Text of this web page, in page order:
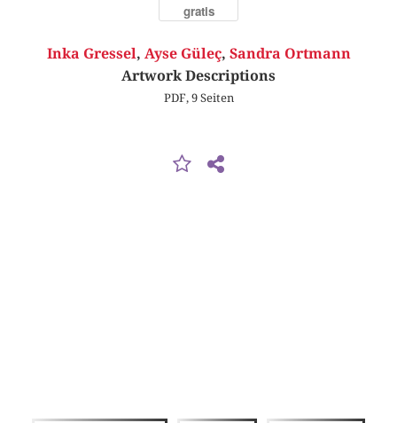
gratis
Inka Gressel, Ayse Güleç, Sandra Ortmann
Artwork Descriptions
PDF, 9 Seiten